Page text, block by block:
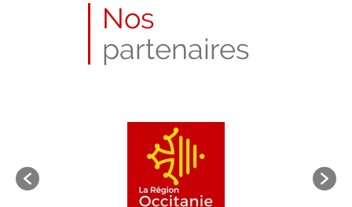
Nos
partenaires